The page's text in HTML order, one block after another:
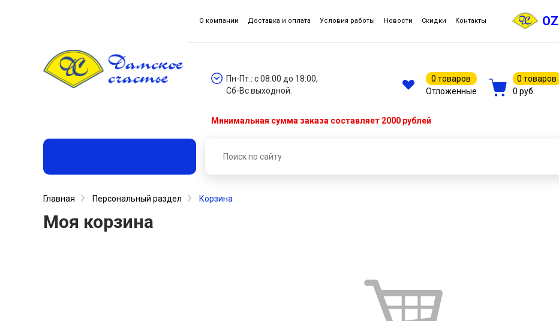
О компании Доставка и оплата Условия работы Новости Скидки Контакты
Пн-Пт.: с 08:00 до 18:00,
Сб-Вс выходной.
0 товаров
Отложенные
0 товаров
0 руб.
Минимальная сумма заказа составляет 2000 рублей
Главная Персональный раздел Корзина
Моя корзина